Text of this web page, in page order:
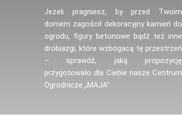
Jeżeli pragniesz, by przed Twoim
domem zagościł dekoracyjny kamień do
ogrodu, figury betonowe bądź też inne
drobiazgi, które wzbogacą tę przestrzeń
– sprawdź, jaką propozycję
przygotowało dla Ciebie nasze Centrum
Ogrodnicze „MAJA”.